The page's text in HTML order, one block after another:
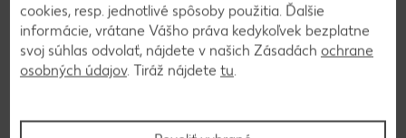
5
cookies, resp. jednotlivé spôsoby použitia. Ďalšie
informácie, vrátane Vášho práva kedykoľvek bezplatne
svoj súhlas odvolať, nájdete v našich Zásadách ochrane
osobných údajov. Tiráž nájdete tu.